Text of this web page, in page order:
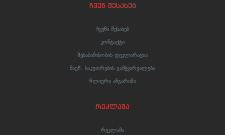
ჩვენ შესახებ
ჩვენს შესახებ
კონტაქტი
შესაბამისობის დეკლარაცია
მაუწ. საკუთრების გამჭვირვალება
წლიური ანგარიში
რეკლამა
რეკლამა